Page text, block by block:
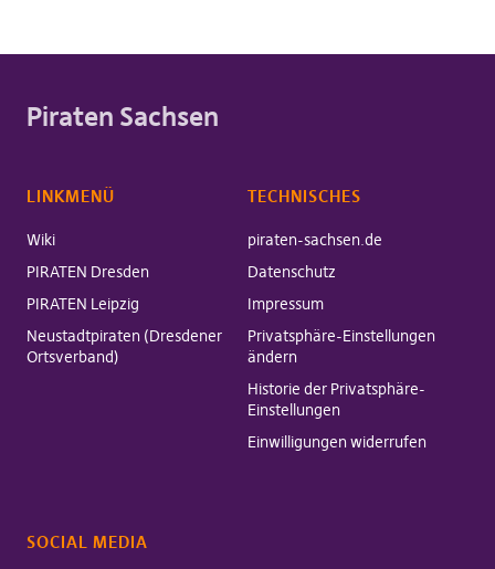
Piraten Sachsen
LINKMENÜ
Wiki
PIRATEN Dresden
PIRATEN Leipzig
Neustadtpiraten (Dresdener
Ortsverband)
TECHNISCHES
piraten-sachsen.de
Datenschutz
Impressum
Privatsphäre-Einstellungen
ändern
Historie der Privatsphäre-
Einstellungen
Einwilligungen widerrufen
SOCIAL MEDIA